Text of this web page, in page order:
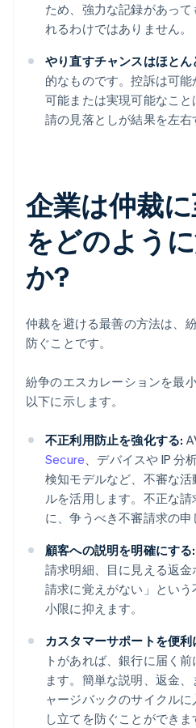
ため、強力な記録があっ
れるわけではありません。
やり直すチャンスはほとん
的なものです。控訴は可
可能または実現可能なこ
請の見落としが結果を左右
企業は仲裁
をどのよう
か?
仲裁を避ける最善の方法は、
防ぐことです。
紛争のエスカレーションを最
以下に示します。
不正利用防止を強化する:
Secure、デバイスや IP 分
検知モデルなど、不審な
ルを活用します。不正な
に、争うべき不審請求の申
顧客への説明を明確にする:
請求明細、目に見える返
請求に覚えがない」とい
小限に抑えます。
カスタマーサポートを便利
トがあれば、銀行に届く
ます。簡単な説明、返金
ャージバックのサイクル
し立てを防ぐことができま